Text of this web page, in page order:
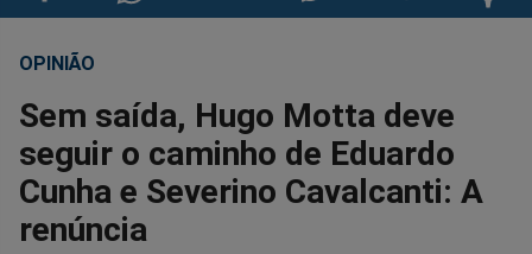
Compartilhar
no
Facebook
Compartilhar
no
Whatsapp
no
Twitter
no
Messenger
no
TelegramGettr
OPINIÃO
Sem saída, Hugo Motta deve
seguir o caminho de Eduardo
Cunha e Severino Cavalcanti: A
renúncia